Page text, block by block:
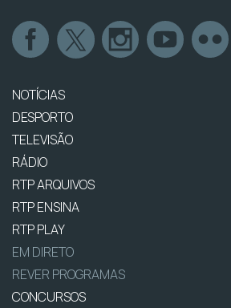
NOTÍCIAS
DESPORTO
TELEVISÃO
RÁDIO
RTP ARQUIVOS
RTP ENSINA
RTP PLAY
EM DIRETO
REVER PROGRAMAS
CONCURSOS